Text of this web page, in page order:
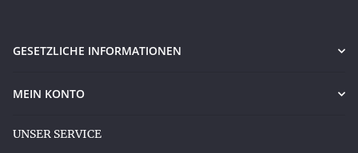
GESETZLICHE INFORMATIONEN
MEIN KONTO
UNSER SERVICE